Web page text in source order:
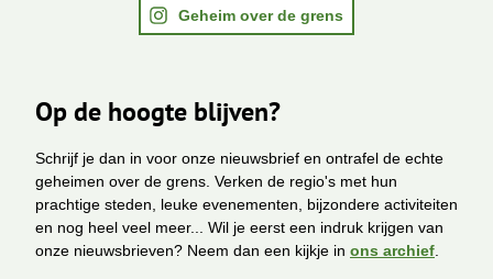
Geheim over de grens
Op de hoogte blijven?
Schrijf je dan in voor onze nieuwsbrief en ontrafel de echte
geheimen over de grens. Verken de regio's met hun
prachtige steden, leuke evenementen, bijzondere activiteiten
en nog heel veel meer... Wil je eerst een indruk krijgen van
onze nieuwsbrieven? Neem dan een kijkje in ons archief